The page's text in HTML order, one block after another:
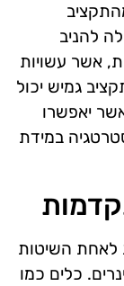
להניב
אשר עשויות
גמיש יכול
יאפשרו
במידת
לאחת השיטות
כלים כמו